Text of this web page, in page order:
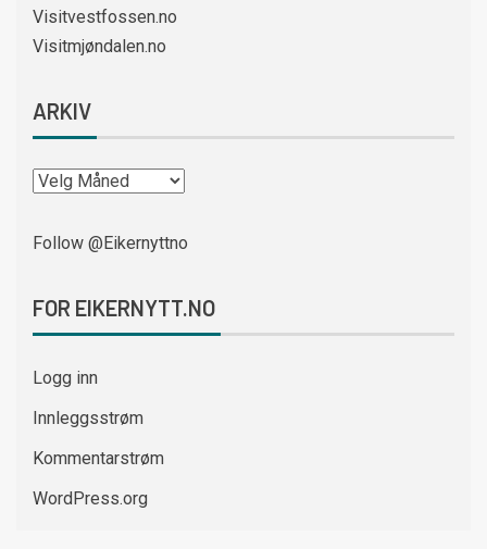
Visitvestfossen.no
Visitmjøndalen.no
ARKIV
Follow @Eikernyttno
FOR EIKERNYTT.NO
Logg inn
Innleggsstrøm
Kommentarstrøm
WordPress.org